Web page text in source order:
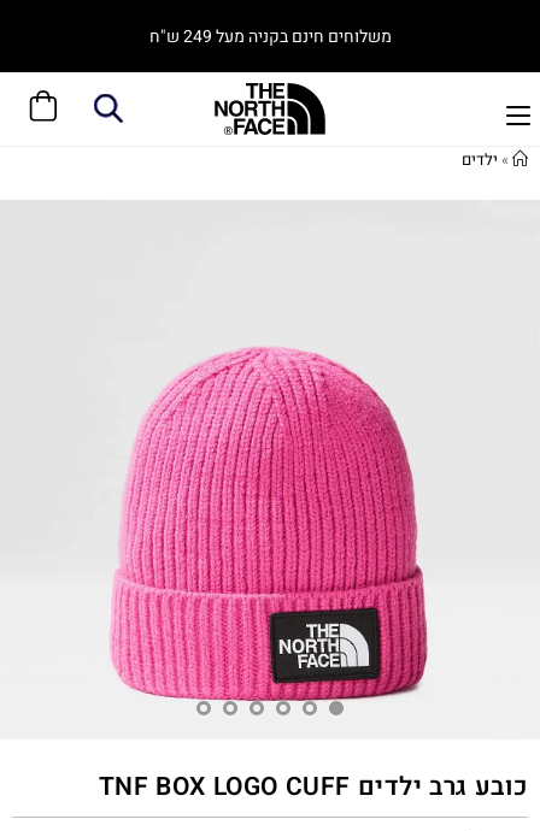
משלוחים חינם בקניה מעל 249 ש"ח
» ילדים
כובע גרב ילדים TNF BOX LOGO CUFF